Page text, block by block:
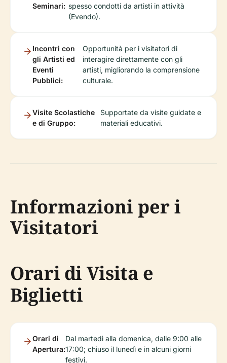
Seminari: spesso condotti da artisti in attività
(Evendo).
Incontri con
gli Artisti ed
Eventi
Pubblici:
Opportunità per i visitatori di
interagire direttamente con gli
artisti, migliorando la comprensione
culturale.
Visite Scolastiche
e di Gruppo:
Supportate da visite guidate e
materiali educativi.
Informazioni per i
Visitatori
Orari di Visita e
Biglietti
Orari di
Apertura:
Dal martedì alla domenica, dalle 9:00 alle
17:00; chiuso il lunedì e in alcuni giorni
festivi.